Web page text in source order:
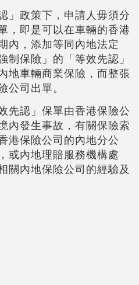
」政策下，申請人毋須分
，即是可以在車輛的香港
內，添加等同內地法定
制保險」的「等效先認」
地車輛商業保險，而整張
公司出單。
先認」保單由香港保險公
內發生事故，有關保險索
港保險公司的內地分公
或內地理賠服務機構處
關內地保險公司的經驗及